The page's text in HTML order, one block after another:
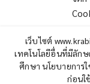
เว็บไซต์
เทคโนโลยีอื่นที่มีลักษ
ศึกษา นโยบายการ
ก่อนใ
Total Users